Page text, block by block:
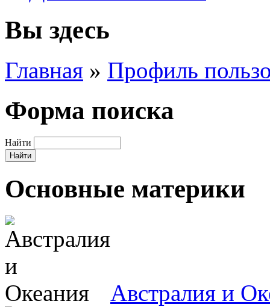
Вы здесь
Главная » Профиль
Форма поиска
Найти
Основные материки
Австралия и